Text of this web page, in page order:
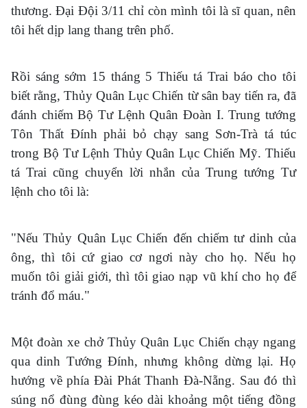
thương. Đại Đội 3/11 chỉ còn mình tôi là sĩ quan, nên
tôi hết dịp lang thang trên phố.
Rồi sáng sớm 15 tháng 5 Thiếu tá Trai báo cho tôi
biết rằng, Thủy Quân Lục Chiến từ sân bay tiến ra, đã
đánh chiếm Bộ Tư Lệnh Quân Đoàn I. Trung tướng
Tôn Thất Đính phải bỏ chạy sang Sơn-Trà tá túc
trong Bộ Tư Lệnh Thủy Quân Lục Chiến Mỹ. Thiếu
tá Trai cũng chuyển lời nhắn của Trung tướng Tư
lệnh cho tôi là:
"Nếu Thủy Quân Lục Chiến đến chiếm tư dinh của
ông, thì tôi cứ giao cơ ngơi này cho họ. Nếu họ
muốn tôi giải giới, thì tôi giao nạp vũ khí cho họ để
tránh đổ máu."
Một đoàn xe chở Thủy Quân Lục Chiến chạy ngang
qua dinh Tướng Đính, nhưng không dừng lại. Họ
hướng về phía Đài Phát Thanh Đà-Nẵng. Sau đó thì
súng nổ đùng đùng kéo dài khoảng một tiếng đồng